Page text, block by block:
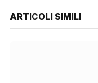
ARTICOLI SIMILI